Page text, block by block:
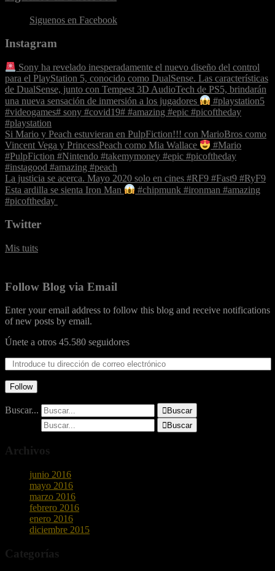
Siguenos en Facebook
Instagram
Sony ha revelado inesperadamente el nuevo diseño del control
para el PlayStation 5, conocido como DualSense. Las características
de DualSense, junto con Tempest 3D AudioTech de PS5, brindarán
una nueva sensación de inmersión a los jugadores
#playstation5
#videogames# sony #covid19# #amazing #epic #picoftheday
#playstation
Si Mario y Peach estuvieran en PulpFiction!!! con MarioBros como
Vincent Vega y PrincessPeach como Mia Wallace
#Mario
#PulpFiction #Nintendo #takemymoney #epic #picoftheday
#instagood #amazing #peach
La justicia se acerca. Mayo 2020 solo en cines #RF9 #Fast9 #RyF9
‪Esta ardilla se sienta Iron Man
#chipmunk #ironman #amazing
#picoftheday ‬
Twitter
Mis tuits
Follow Blog via Email
Enter your email address to follow this blog and receive notifications
of new posts by email.
Únete a otros 45.580 seguidores
Follow
Buscar...  Buscar
 Buscar
Archivos
junio 2016
mayo 2016
marzo 2016
febrero 2016
enero 2016
diciembre 2015
Categorías